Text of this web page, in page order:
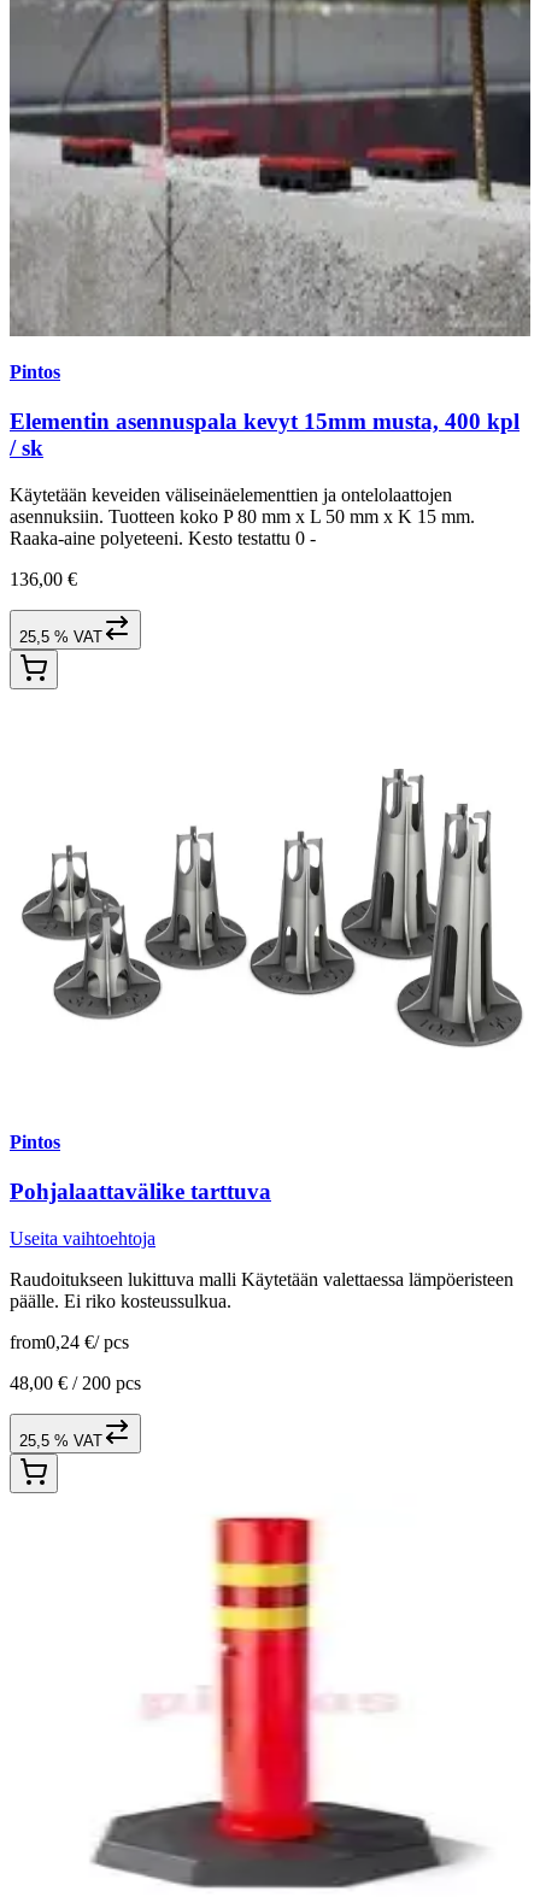
Pintos
Elementin asennuspala kevyt 15mm musta, 400 kpl
/ sk
Käytetään keveiden väliseinäelementtien ja ontelolaattojen
asennuksiin. Tuotteen koko P 80 mm x L 50 mm x K 15 mm.
Raaka-aine polyeteeni. Kesto testattu 0 -
136,00 €
25,5 % VAT
Pintos
Pohjalaattavälike tarttuva
Useita vaihtoehtoja
Raudoitukseen lukittuva malli Käytetään valettaessa lämpöeristeen
päälle. Ei riko kosteussulkua.
from0,24 €/ pcs
48,00 € / 200 pcs
25,5 % VAT